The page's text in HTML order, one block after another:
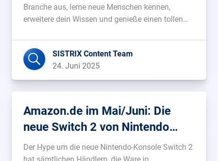
Branche aus, lerne neue Menschen kennen,
erweitere dein Wissen und genieße einen tollen
Gründer und Geschäftsführer von SISTRIX. In
seinem Vortrag widmet er sich einer Frage, die
derzeit […]...
SISTRIX Content Team
24. Juni 2025
Amazon.de im Mai/Juni: Die
neue Switch 2 von Nintendo
sorgt für Millionenumsätze
Der Hype um die neue Nintendo-Konsole Switch 2
hat sämtlichen Händlern, die Ware in